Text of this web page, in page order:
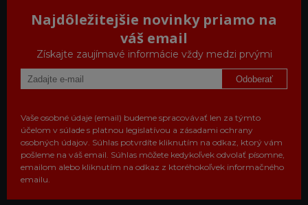
Najdôležitejšie novinky priamo na
váš email
Získajte zaujímavé informácie vždy medzi prvými
Odoberať
Vaše osobné údaje (email) budeme spracovávať len za týmto
účelom v súlade s platnou legislatívou a zásadami ochrany
osobných údajov. Súhlas potvrdíte kliknutím na odkaz, ktorý vám
pošleme na váš email. Súhlas môžete kedykoľvek odvolať písomne,
emailom alebo kliknutím na odkaz z ktoréhokoľvek informačného
emailu.